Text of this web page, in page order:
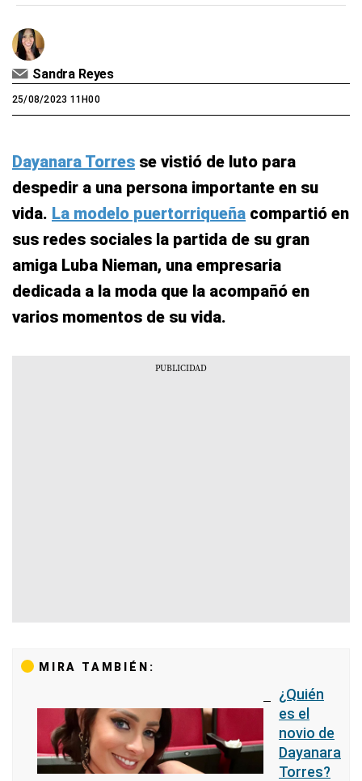
Sandra Reyes
25/08/2023 11H00
Dayanara Torres se vistió de luto para
despedir a una persona importante en su
vida. La modelo puertorriqueña compartió en
sus redes sociales la partida de su gran
amiga Luba Nieman, una empresaria
dedicada a la moda que la acompañó en
varios momentos de su vida.
MIRA TAMBIÉN:
¿Quién
es el
novio de
Dayanara
Torres?